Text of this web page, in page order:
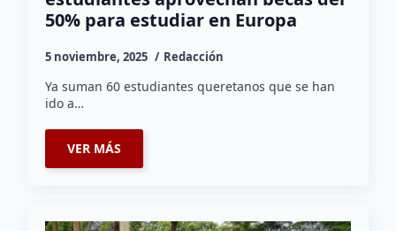
50% para estudiar en Europa
5 noviembre, 2025 Redacción
Ya suman 60 estudiantes queretanos que se han
ido a…
VER MÁS